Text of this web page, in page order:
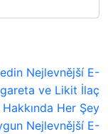
Nejlevnější E-
ve Likit İlaç
Her Şey
Nejlevnější E-